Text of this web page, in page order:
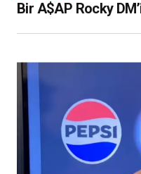
Bir A$AP Rocky